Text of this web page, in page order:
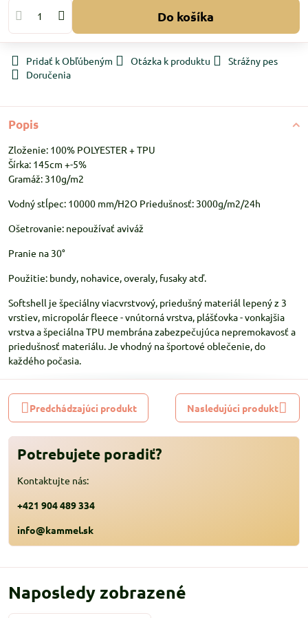
Do košíka
Pridať k Obľúbeným Otázka k produktu
Strážny pes
Doručenia
Popis
Zloženie: 100% POLYESTER + TPU
Šírka: 145cm +-5%
Gramáž: 310g/m2
Vodný stĺpec: 10000 mm/H2O Priedušnosť: 3000g/m2/24h
Ošetrovanie: nepoužívať aviváž
Pranie na 30°
Použitie: bundy, nohavice, overaly, fusaky atď.
Softshell je špeciálny viacvrstvový, priedušný materiál lepený z 3
vrstiev, micropolár fleece - vnútorná vrstva, plášťovka - vonkajšia
vrstva a špeciálna TPU membrána zabezpečujúca nepremokavosť a
priedušnosť materiálu. Je vhodný na športové oblečenie, do
každého počasia.
Predchádzajúci produkt Nasledujúci produkt
Potrebujete poradiť?
Kontaktujte nás:
+421 904 489 334
info@kammel.sk
Naposledy zobrazené